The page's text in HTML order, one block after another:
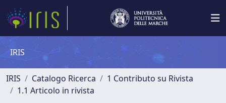
IRIS
IRIS Catalogo Ricerca
1 Contributo su Rivista
1.1 Articolo in rivista